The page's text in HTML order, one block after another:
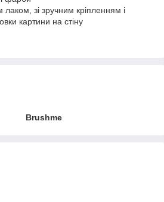
лаком, зі зручним кріпленням і
картини на стіну
Brushme